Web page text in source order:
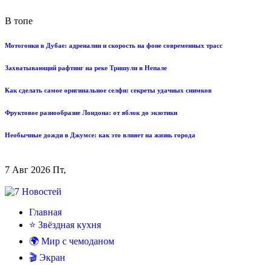
В топе
Мотогонки в Дубае: адреналин и скорость на фоне современных трасс
Захватывающий рафтинг на реке Тришули в Непале
Как сделать самое оригинальное селфи: секреты удачных снимков
Фруктовое разнообразие Лондона: от яблок до экзотики
Необычные дожди в Джумсе: как это влияет на жизнь города
7 Авг 2026 Пт,
Главная
⭐ Звёздная кухня
🌍 Мир с чемоданом
🎬 Экран